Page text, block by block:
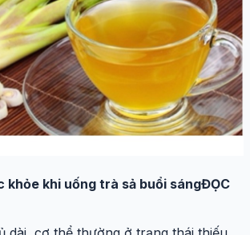
khỏe khi uống trà sả buổi sángĐỌC